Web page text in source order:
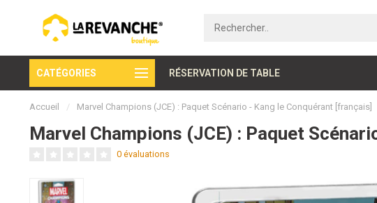
CATÉGORIES RÉSERVATION DE TABLE
Paiement sécurisé
Accueil / Marvel Champions (JCE) : Paquet Scénario - Kang le Conquérant [français]
Marvel Champions (JCE) : Paquet
0 évaluations